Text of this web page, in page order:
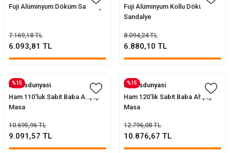
Fuji Alüminyum Döküm Sandalye
7.169,18 TL
6.093,81 TL
Fuji Alüminyum Kollu Döküm
Sandalye
8.094,24 TL
6.880,10 TL
%15
Evofisdunyasi
Ham 110'luk Sabit Baba Ahşap
Masa
10.695,96 TL
9.091,57 TL
%15
Evofisdunyasi
Ham 120'lik Sabit Baba Ahşap
Masa
12.796,08 TL
10.876,67 TL